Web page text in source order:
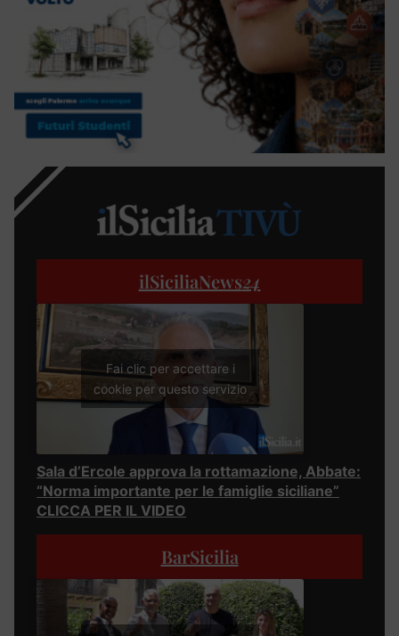
ilSiciliaNews24
Fai clic per accettare i
cookie per questo servizio
Sala d’Ercole approva la rottamazione, Abbate:
“Norma importante per le famiglie siciliane”
CLICCA PER IL VIDEO
BarSicilia